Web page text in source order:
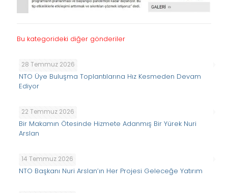
Bu kategorideki diğer gönderiler
28 Temmuz 2026
NTO Üye Buluşma Toplantılarına Hız Kesmeden Devam
Ediyor
22 Temmuz 2026
Bir Makamın Ötesinde Hizmete Adanmış Bir Yürek Nuri
Arslan
14 Temmuz 2026
NTO Başkanı Nuri Arslan’ın Her Projesi Geleceğe Yatırım